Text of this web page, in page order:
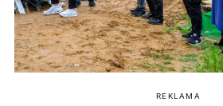
REKLAMA